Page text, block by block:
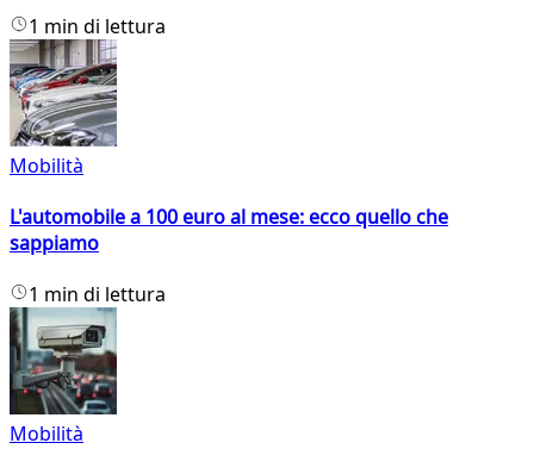
1 min di lettura
Mobilità
L'automobile a 100 euro al mese: ecco quello che
sappiamo
1 min di lettura
Mobilità